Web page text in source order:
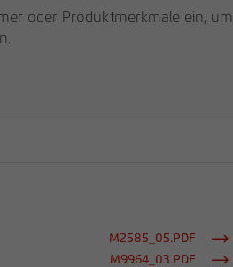
oder Produktmerkmale ein, um
M2585_05.PDF
M9964_03.PDF